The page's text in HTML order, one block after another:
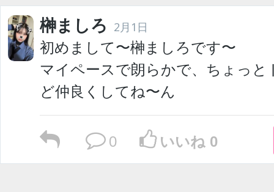
榊ましろ 2月1日
初めまして〜榊ましろです〜
マイペースで朗らかで、ちょっと
ど仲良くしてね〜ん
0 いいね 0